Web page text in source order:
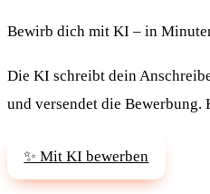
Bewirb dich mit KI – in
Die KI schreibt dein
und versendet die Bewerbung.
✨ Mit KI bewerben